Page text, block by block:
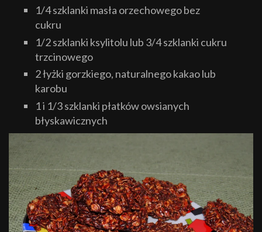
1/4 szklanki masła orzechowego bez
cukru
1/2 szklanki ksylitolu lub 3/4 szklanki cukru
trzcinowego
2 łyżki gorzkiego, naturalnego kakao lub
karobu
1 i 1/3 szklanki płatków owsianych
błyskawicznych